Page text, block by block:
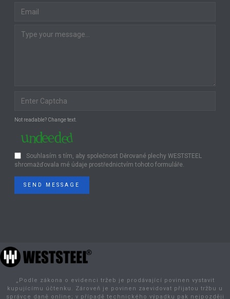
Not readable? Change text.
Souhlasím s tím, aby společnost Děrované plechy WESTSTEEL
shromažďovala mé údaje prostřednictvím tohoto formuláře.
SEND MESSAGE
„Podle zákona o evidenci tržeb je prodávající povinen vystavit
kupujícímu účtenku. Zároveň je povinen zaevidovat přijatou tržbu u
správce daně online; v případě technického výpadku pak nejpozději